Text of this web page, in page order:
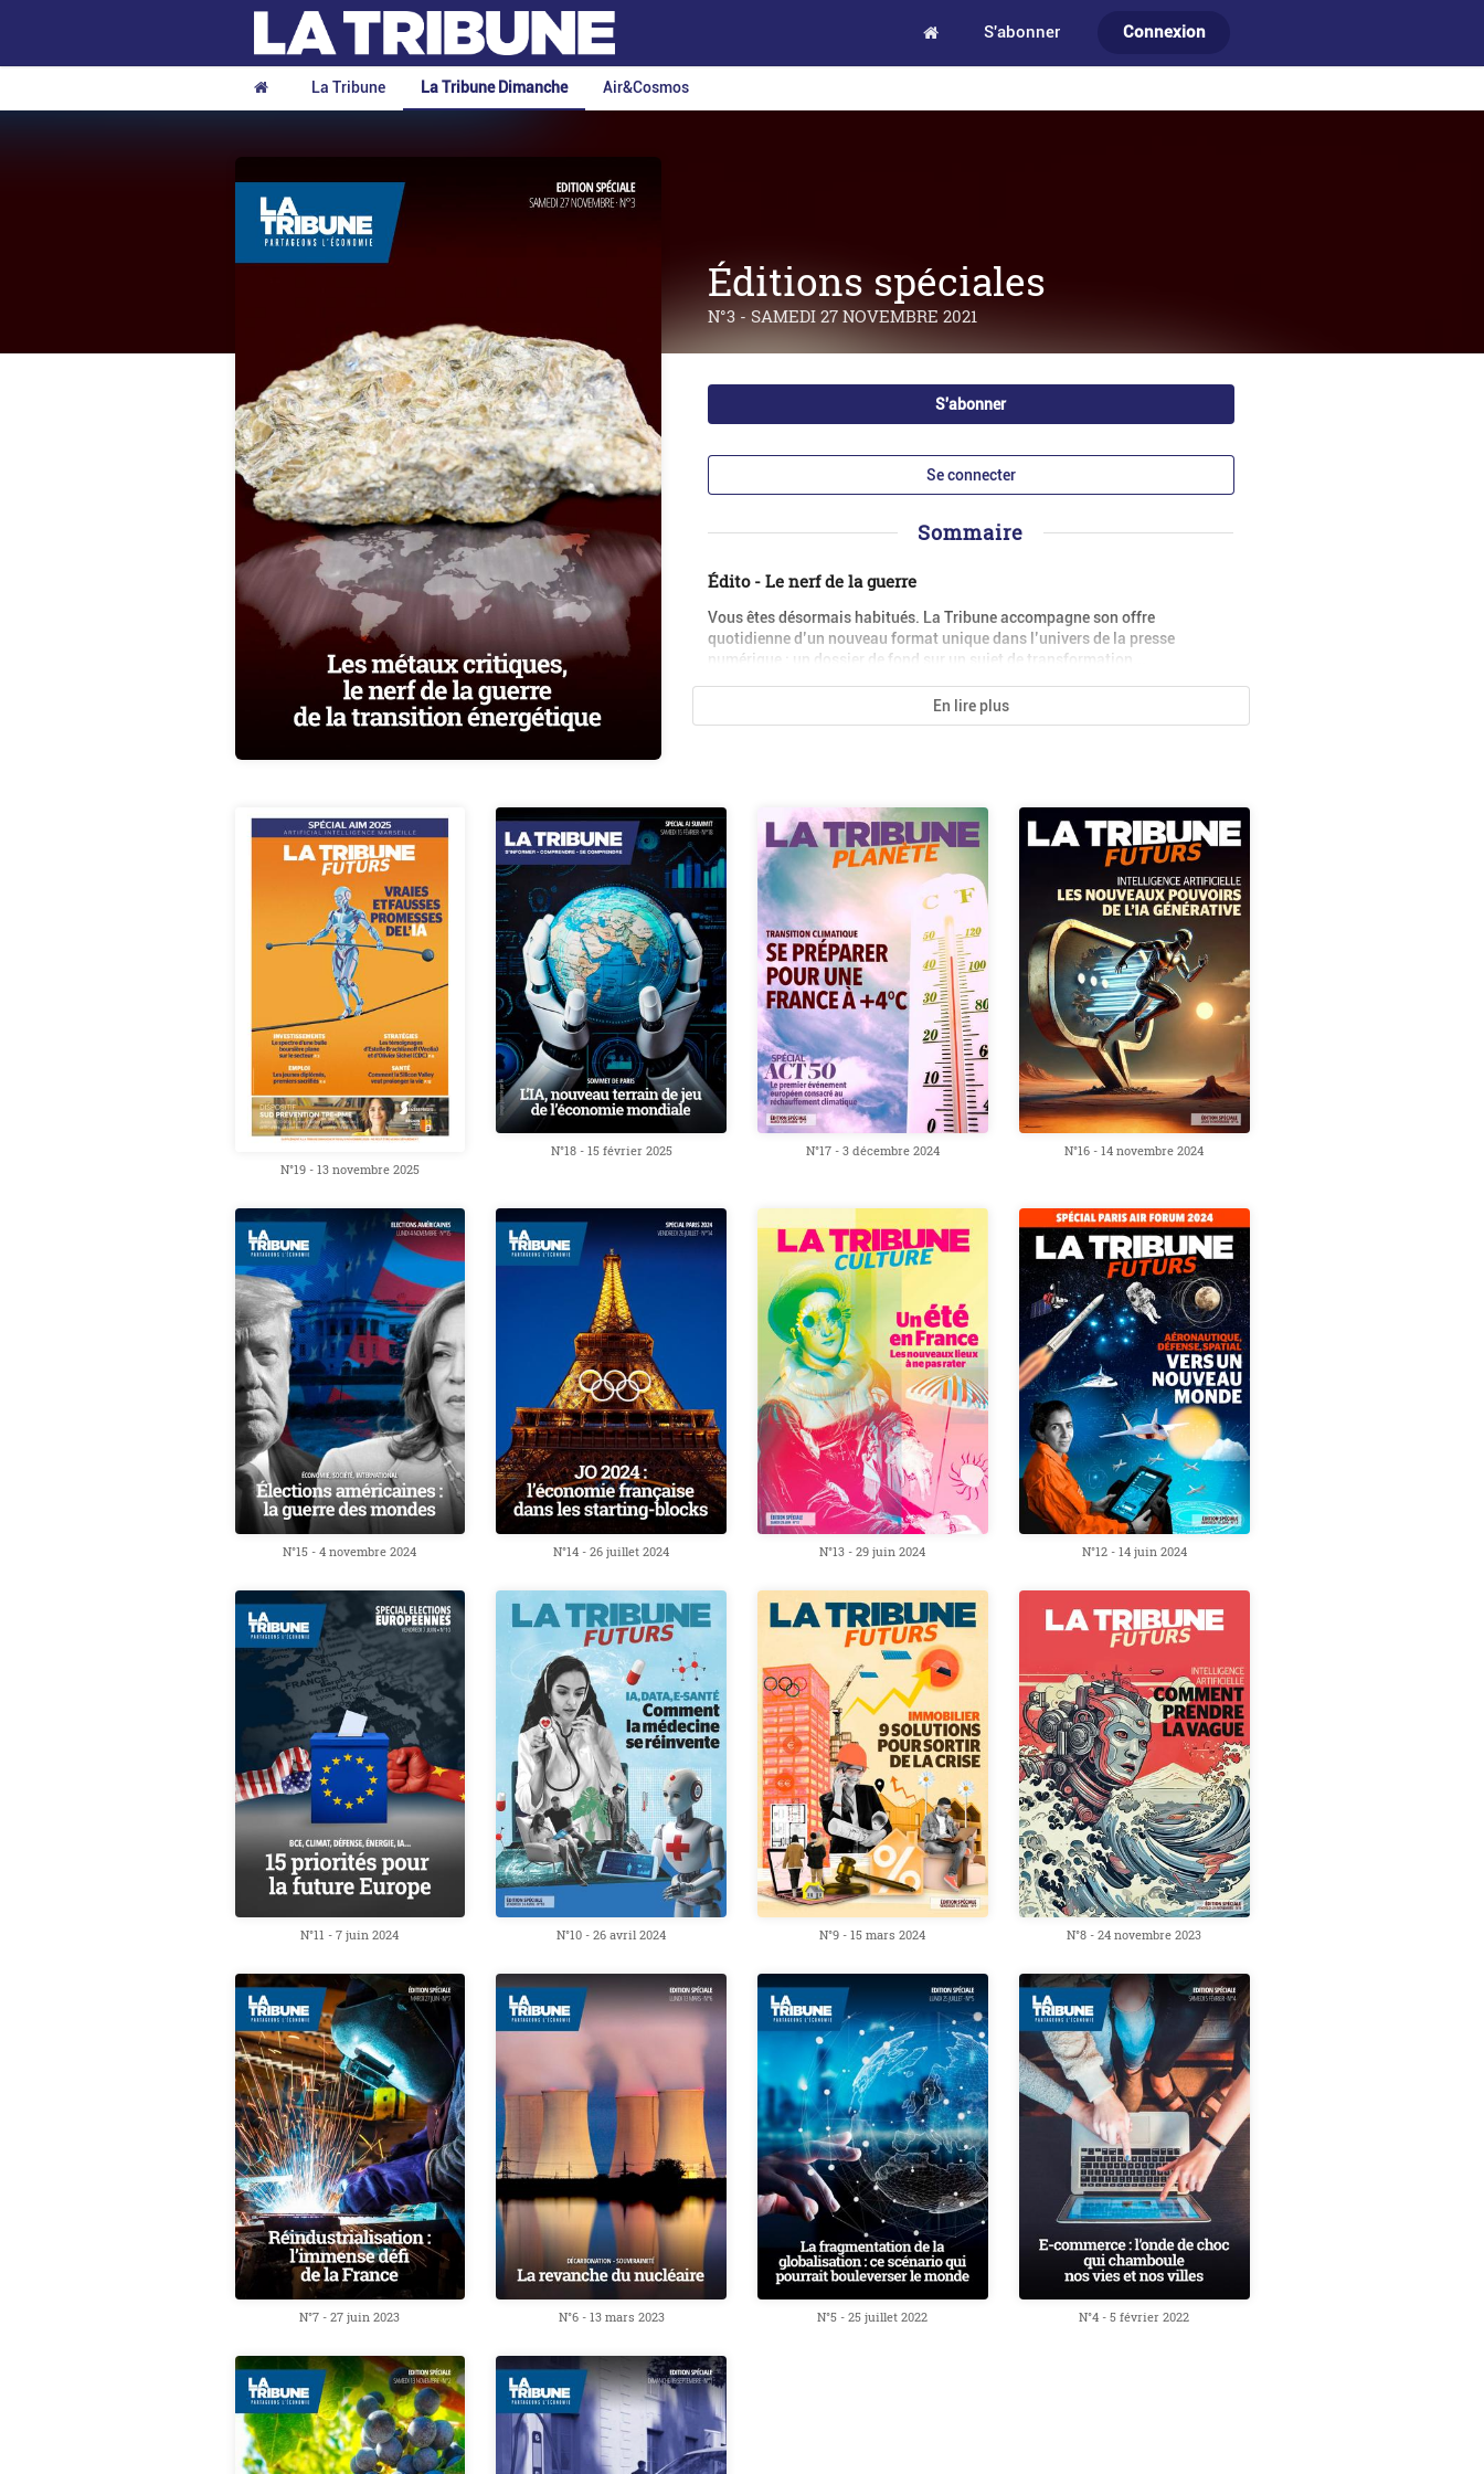
S'abonner Connexion
La Tribune La Tribune Dimanche Air&Cosmos
Éditions spéciales
N°3 - SAMEDI 27 NOVEMBRE 2021
S'abonner
Se connecter
Sommaire
Édito - Le nerf de la guerre
Vous êtes désormais habitués. La Tribune accompagne son offre
quotidienne d’un nouveau format unique dans l’univers de la presse
numérique : un dossier de fond sur un sujet de transformation...
En lire plus
N°19 - 13 novembre 2025
N°18 - 15 février 2025 N°17 - 3 décembre 2024 N°16 - 14 novembre 2024
N°15 - 4 novembre 2024 N°14 - 26 juillet 2024 N°13 - 29 juin 2024 N°12 - 14 juin 2024
N°11 - 7 juin 2024 N°10 - 26 avril 2024 N°9 - 15 mars 2024 N°8 - 24 novembre 2023
N°7 - 27 juin 2023 N°6 - 13 mars 2023 N°5 - 25 juillet 2022 N°4 - 5 février 2022